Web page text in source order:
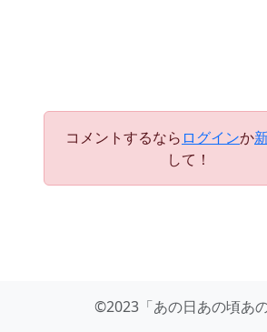
コメントするなら ログインか
して！
©2023「あの日あの頃あの